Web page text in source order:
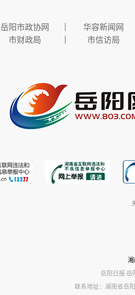
岳阳市政协网
华容新闻网
市财政局 市信访局
岳阳日报·岳
联系地址：湖南省岳